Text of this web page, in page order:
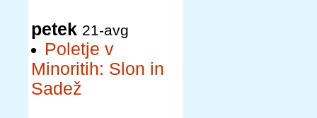
petek 21-avg
Poletje v
Minoritih: Slon in
Sadež